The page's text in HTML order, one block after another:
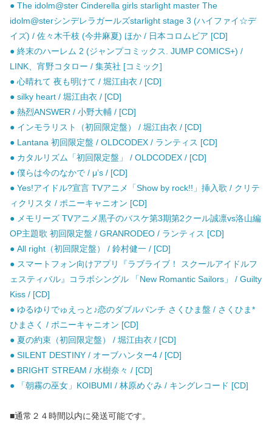
● The idolm@ster Cinderella girls starlight master The
idolm@sterシンデレラガールズstarlight stage 3 (ハイファイ☆デ
イズ) / 佐々木千枝 (今井麻夏) ほか / 日本コロムビア [CD]
● 終末のハーレム 2 (ジャンプコミックス. JUMP COMICS+) /
LINK、宵野コタロー / 集英社 [コミック]
● 心晴れて 夜も明けて / 堀江由衣 / [CD]
● silky heart / 堀江由衣 / [CD]
● 熱烈ANSWER / 小野大輔 / [CD]
● インモラリスト（初回限定盤） / 堀江由衣 / [CD]
● Lantana 初回限定盤 / OLDCODEX / ランティス [CD]
● カタルリズム「初回限定盤」 / OLDCODEX / [CD]
● 僕らは今のなかで / μ’s / [CD]
● Yes!アイドル?宣言 TVアニメ「Show by rock!!」挿入歌 / クリテ
ィクリスタ / ポニーキャニオン [CD]
● メモリーズ TVアニメ黒子のバスケ第3期第2クール誠凛vs洛山編
OP主題歌 初回限定盤 / GRANRODEO / ランティス [CD]
● All right（初回限定盤） / 鈴村健一 / [CD]
● スマートフォン向けアプリ『ラブライブ！ スクールアイドルフ
ェスティバル』コラボシングル 「New Romantic Sailors」 / Guilty
Kiss / [CD]
● ゆるゆりでゅえっと♪恋のダブルパンチ さくひま盤 / さくひま*
ひまさく / ポニーキャニオン [CD]
● 夏の約束（初回限定盤） / 堀江由衣 / [CD]
● SILENT DESTINY / オーブハンター4 / [CD]
● BRIGHT STREAM / 水樹奈々 / [CD]
● 「朝霧の巫女」KOIBUMI / 林原めぐみ / キングレコード [CD]
■通常２４時間以内に発送可能です。